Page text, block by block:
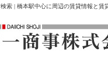
索 | 橋本駅中心に周辺の賃貸情報と